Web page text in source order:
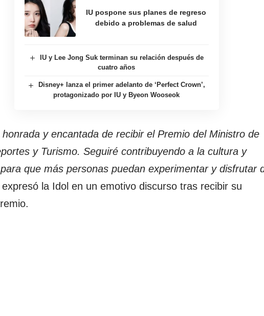
IU pospone sus planes de regreso
debido a problemas de salud
IU y Lee Jong Suk terminan su relación después de
cuatro años
Disney+ lanza el primer adelanto de ‘Perfect Crown’,
protagonizado por IU y Byeon Wooseok
y encantada de recibir el Premio del Ministro de
y Turismo. Seguiré contribuyendo a la cultura y
que más personas puedan experimentar y disfrutar
expresó la Idol en un emotivo discurso tras recibir su